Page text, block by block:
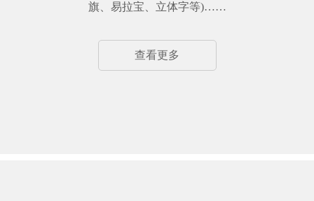
旗、易拉宝、立体字等)……
查看更多